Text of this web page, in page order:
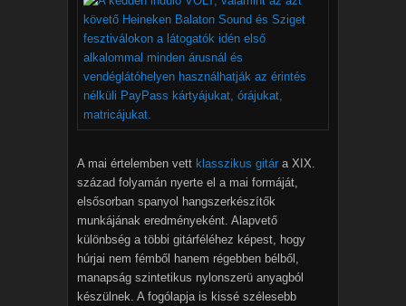
A mai értelemben vett klasszikus gitár a XIX.
század folyamán nyerte el a mai formáját,
elsősorban spanyol hangszerkészítők
munkájának eredményeként. Alapvető
különbség a többi gitárféléhez képest, hogy
húrjai nem fémből hanem régebben bélből,
manapság szintetikus nylonszerü anyagból
készülnek. A fogólapja is kissé szélesebb